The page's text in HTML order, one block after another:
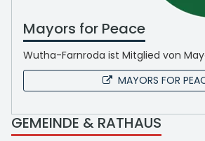
Mayors for Peace
Wutha-Farnroda ist Mitglied von
MAYORS FOR
GEMEINDE & RATHAUS